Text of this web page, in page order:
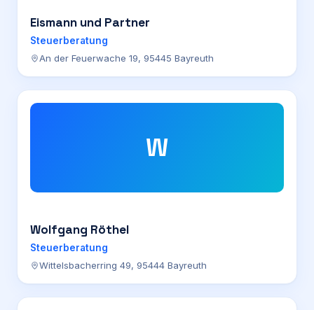
Eismann und Partner
Steuerberatung
An der Feuerwache 19, 95445 Bayreuth
W
Wolfgang Röthel
Steuerberatung
Wittelsbacherring 49, 95444 Bayreuth